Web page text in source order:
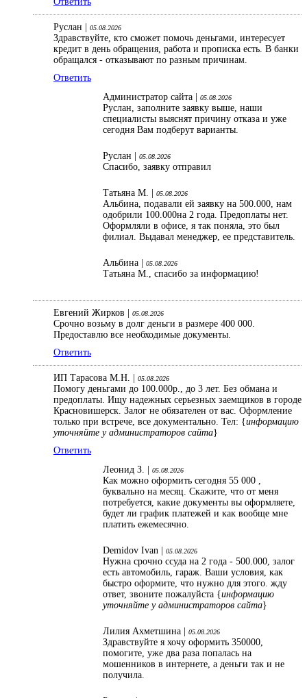
Руслан | 05.08.2026
Здравствуйте, кто сможет помочь деньгами, интересует
кредит в день обращения, работа и прописка есть. В банки
обращался - отказывают по разным причинам.
Ответить
Администратор сайта |
05.08.2026
Руслан, заполните заявку выше, наши
специалисты выяснят причину отказа и уже
сегодня Вам подберут варианты.
Руслан | 05.08.2026
Спасибо, заявку отправил
Татьяна М. | 05.08.2026
Альбина, подавали ей заявку на 500.000, нам
одобрили 100.000на 2 года. Предоплаты нет.
Оформляли в офисе, я так поняла, это был
филиал. Выдавал менеджер, ее представитель.
Альбина | 05.08.2026
Татьяна М., спасибо за информацию!
Евгений Жирков | 05.08.2026
Срочно возьму в долг деньги в размере 400 000.
Предоставлю все необходимые документы.
Ответить
ИП Тарасова М.Н. | 05.08.2026
Помогу деньгами до 100.000р., до 3 лет. Без обмана и
предоплаты. Ищу надежных серьезных заемщиков в городе
Красновишерск. Залог не обязателен от вас. Оформление
только при встрече, все документально. Тел: {информацию
уточняйте у администраторов сайта}
Ответить
Леонид З. |
05.08.2026
Как можно оформить сегодня 55 000 ,
буквально на месяц. Скажите, что от меня
потребуется, какие документы вы оформляете,
будет ли график платежей и как вообще мне
платить ежемесячно.
Demidov Ivan | 05.08.2026
Нужна срочно ссуда на 2 года - 500.000, залог
есть автомобиль, гараж. Ваши условия, как
быстро оформите, что нужно для этого. жду
ответ, звоните пожалуйста {информацию
уточняйте у администраторов сайта}
Лилия Ахметшина | 05.08.2026
Здравствуйте я хочу оформить 350000,
помогите, уже два раза попалась на
мошенников в интернете, а деньги так и не
получила.